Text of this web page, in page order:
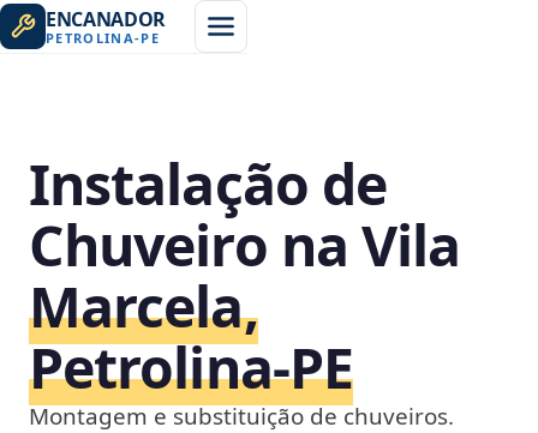
ENCANADOR
PETROLINA-PE
Instalação de
Chuveiro na Vila
Marcela,
Petrolina‑PE
Montagem e substituição de chuveiros.